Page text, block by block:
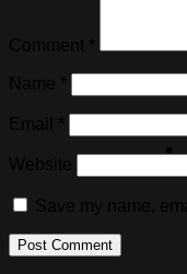
Save my name,